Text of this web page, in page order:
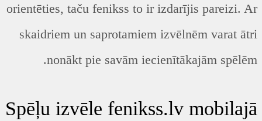
orientēties, taču fenikss to ir izdarījis pareizi. Ar
skaidriem un saprotamiem izvēlnēm varat ātri
nonākt pie savām iecienītākajām spēlēm.
Spēļu izvēle fenikss.lv mobilajā